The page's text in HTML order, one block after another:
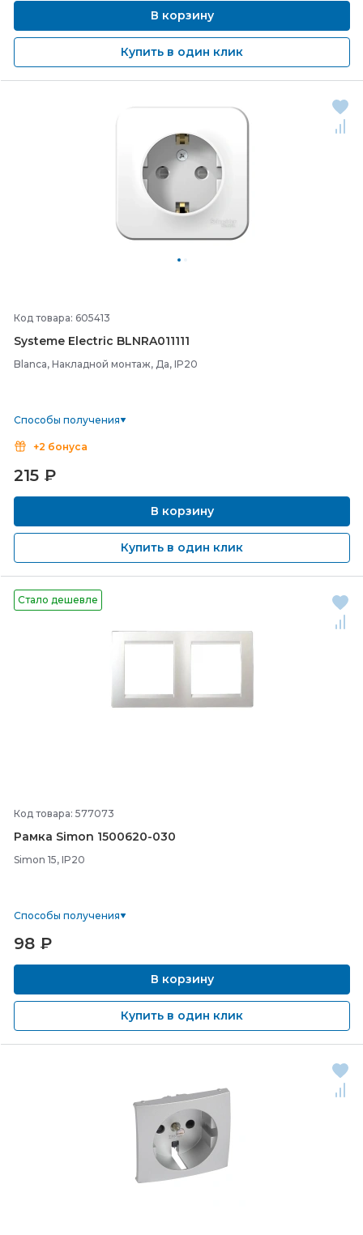
В корзину
Купить в один клик
Код товара: 605413
Systeme Electric BLNRA011111
Blanca, Накладной монтаж, Да, IP20
Способы получения
+2 бонуса
215 ₽
В корзину
Купить в один клик
Стало дешевле
Код товара: 577073
Рамка Simon 1500620-030
Simon 15, IP20
Способы получения
98 ₽
В корзину
Купить в один клик